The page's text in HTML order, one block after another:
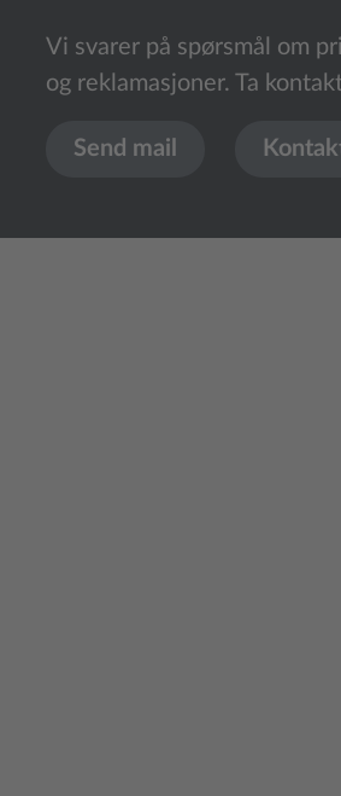
Vi svarer på spørsmål om
og reklamasjoner. Ta
Send mail